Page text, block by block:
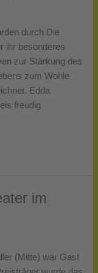
durch Die
ihr besonderes
zur Stärkung des
zum Wohle
Edda
freudig
im
(Mitte) war Gast